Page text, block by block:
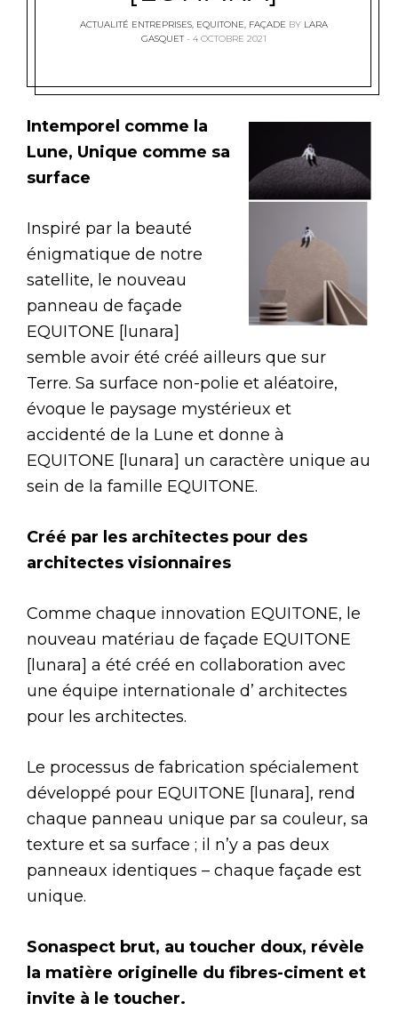
ACTUALITÉ ENTREPRISES, EQUITONE, FAÇADE BY LARA
GASQUET
4 OCTOBRE 2021
Intemporel comme la
Lune, Unique comme sa
surface
Inspiré par la beauté
énigmatique de notre
satellite, le nouveau
panneau de façade
EQUITONE [lunara]
semble avoir été créé ailleurs que sur
Terre. Sa surface non-polie et aléatoire,
évoque le paysage mystérieux et
accidenté de la Lune et donne à
EQUITONE [lunara] un caractère unique au
sein de la famille EQUITONE.
Créé par les architectes pour des
architectes visionnaires
Comme chaque innovation EQUITONE, le
nouveau matériau de façade EQUITONE
[lunara] a été créé en collaboration avec
une équipe internationale d’ architectes
pour les architectes.
Le processus de fabrication spécialement
développé pour EQUITONE [lunara], rend
chaque panneau unique par sa couleur, sa
texture et sa surface ; il n’y a pas deux
panneaux identiques – chaque façade est
unique.
Sonaspect brut, au toucher doux, révèle
la matière originelle du fibres-ciment et
invite à le toucher.